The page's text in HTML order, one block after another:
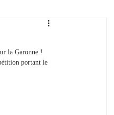
Clients
Cépages
la Garonne !
portant le